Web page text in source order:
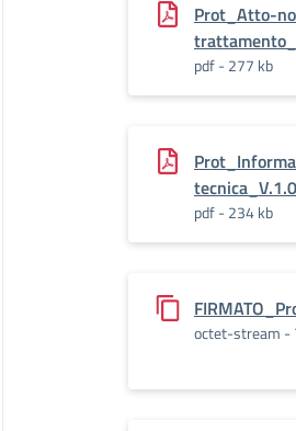
Prot_Atto-
pdf - 277 kb
tecnica_V.1.0
pdf - 234 kb
octet-stream -